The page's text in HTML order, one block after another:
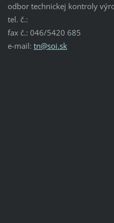
odbor technickej kontroly
tel. č.:
fax č.: 046/5420 685
e-mail: tn@soi.sk